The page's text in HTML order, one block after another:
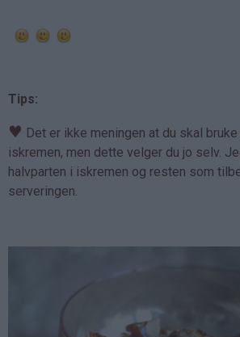
Tips:
♥ Det er ikke meningen at du skal
iskremen, men dette velger du jo selv.
halvparten i iskremen og resten som
serveringen.